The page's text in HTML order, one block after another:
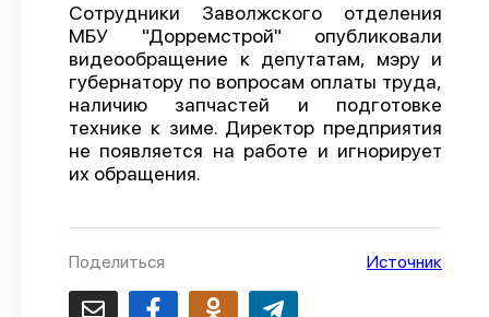
Сотрудники Заволжского отделения
МБУ "Дорремстрой" опубликовали
видеообращение к депутатам, мэру и
губернатору по вопросам оплаты труда,
наличию запчастей и подготовке
технике к зиме. Директор предприятия
не появляется на работе и игнорирует
их обращения.
Поделиться Источник